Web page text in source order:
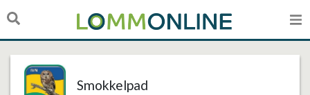
Smokkelpad